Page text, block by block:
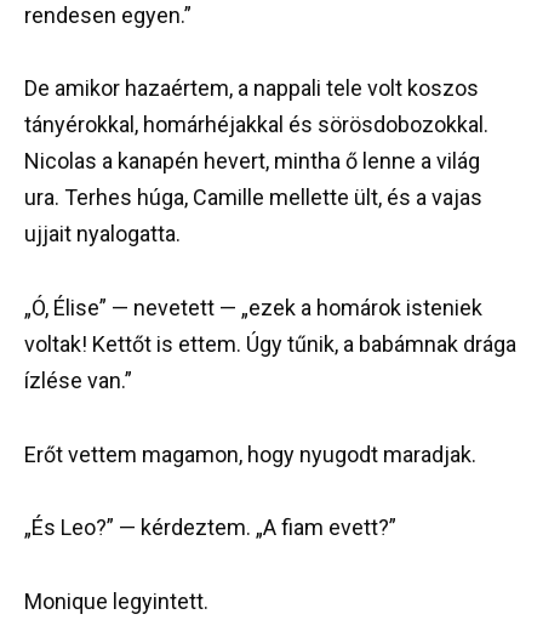
rendesen egyen.”
De amikor hazaértem, a nappali tele volt koszos
tányérokkal, homárhéjakkal és sörösdobozokkal.
Nicolas a kanapén hevert, mintha ő lenne a világ
ura. Terhes húga, Camille mellette ült, és a vajas
ujjait nyalogatta.
„Ó, Élise” — nevetett — „ezek a homárok isteniek
voltak! Kettőt is ettem. Úgy tűnik, a babámnak drága
ízlése van.”
Erőt vettem magamon, hogy nyugodt maradjak.
„És Leo?” — kérdeztem. „A fiam evett?”
Monique legyintett.